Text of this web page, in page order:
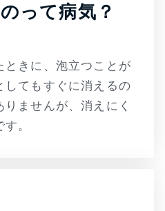
って病気？
ときに、泡立つことが
してもすぐに消えるの
ませんが、消えにく
。